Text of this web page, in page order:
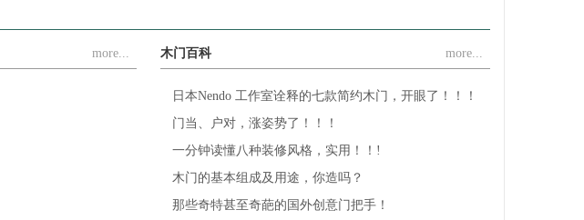
浙江王牌门业有限公司
浙江亿美达门业有限公司
浙江开洋门业有限公司
浙江百家万安门业有限公司
浙江顾家门业有限公司
浙江金凯门业有限责任公司
浙江江山五福门业有限公司
more... 木门百科 more...
日本Nendo 工作室诠释的七款简约木门，开眼了！！！
门当、户对，涨姿势了！！！
一分钟读懂八种装修风格，实用！！!
木门的基本组成及用途，你造吗？
那些奇特甚至奇葩的国外创意门把手！